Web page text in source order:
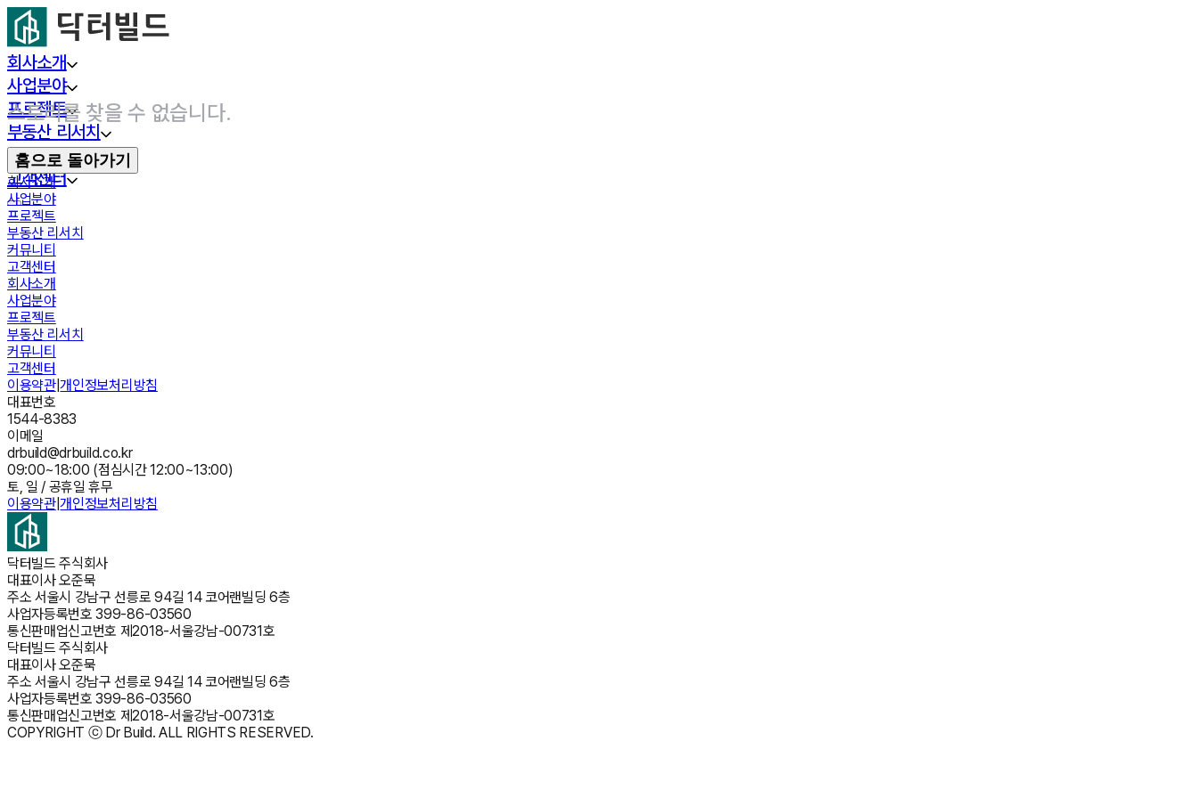
회사소개
사업분야
프로젝트
부동산 리서치
커뮤니티
고객센터
스토리를 찾을 수 없습니다.
홈으로 돌아가기
회사소개
사업분야
프로젝트
부동산 리서치
커뮤니티
고객센터
회사소개
사업분야
프로젝트
부동산 리서치
커뮤니티
고객센터
이용약관|개인정보처리방침
대표번호
1544-8383
이메일
drbuild@drbuild.co.kr
09:00~18:00 (점심시간 12:00~13:00)
토, 일 / 공휴일 휴무
이용약관|개인정보처리방침
닥터빌드 주식회사
대표이사오준묵
주소 서울시 강남구 선릉로 94길 14 코어랜빌딩 6층
사업자등록번호 399-86-03560
통신판매업신고번호 제2018-서울강남-00731호
닥터빌드 주식회사
대표이사오준묵
주소 서울시 강남구 선릉로 94길 14 코어랜빌딩 6층
사업자등록번호 399-86-03560
통신판매업신고번호 제2018-서울강남-00731호
COPYRIGHT ⓒ Dr Build. ALL RIGHTS RESERVED.